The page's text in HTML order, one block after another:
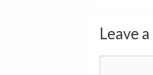
Leave